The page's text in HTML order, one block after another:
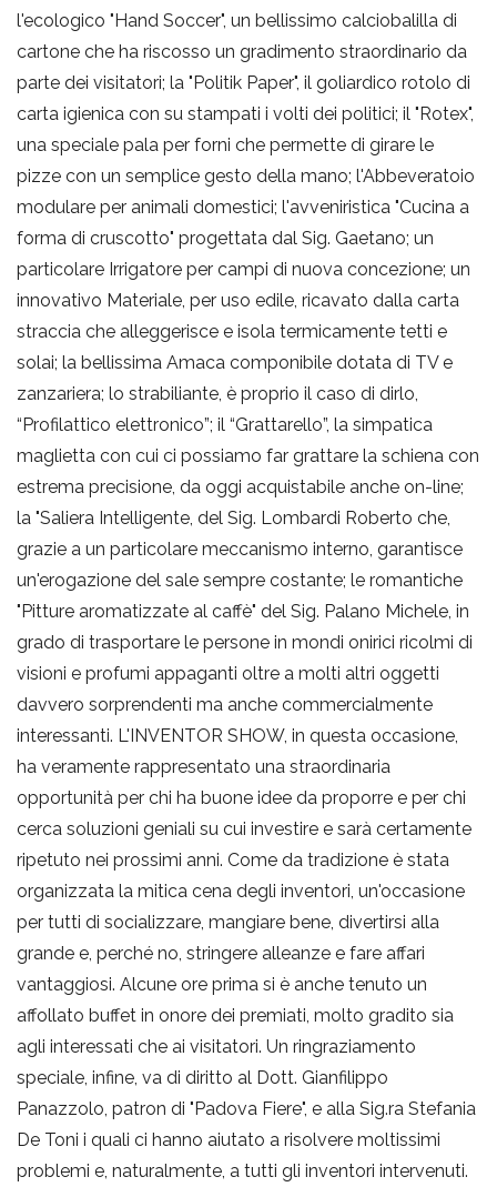
l'ecologico "Hand Soccer", un bellissimo calciobalilla di
cartone che ha riscosso un gradimento straordinario da
parte dei visitatori; la "Politik Paper", il goliardico rotolo di
carta igienica con su stampati i volti dei politici; il "Rotex",
una speciale pala per forni che permette di girare le
pizze con un semplice gesto della mano; l'Abbeveratoio
modulare per animali domestici; l'avveniristica "Cucina a
forma di cruscotto" progettata dal Sig. Gaetano; un
particolare Irrigatore per campi di nuova concezione; un
innovativo Materiale, per uso edile, ricavato dalla carta
straccia che alleggerisce e isola termicamente tetti e
solai; la bellissima Amaca componibile dotata di TV e
zanzariera; lo strabiliante, è proprio il caso di dirlo,
“Profilattico elettronico”; il “Grattarello”, la simpatica
maglietta con cui ci possiamo far grattare la schiena con
estrema precisione, da oggi acquistabile anche on-line;
la "Saliera Intelligente, del Sig. Lombardi Roberto che,
grazie a un particolare meccanismo interno, garantisce
un'erogazione del sale sempre costante; le romantiche
"Pitture aromatizzate al caffè" del Sig. Palano Michele, in
grado di trasportare le persone in mondi onirici ricolmi di
visioni e profumi appaganti oltre a molti altri oggetti
davvero sorprendenti ma anche commercialmente
interessanti. L'INVENTOR SHOW, in questa occasione,
ha veramente rappresentato una straordinaria
opportunità per chi ha buone idee da proporre e per chi
cerca soluzioni geniali su cui investire e sarà certamente
ripetuto nei prossimi anni. Come da tradizione è stata
organizzata la mitica cena degli inventori, un'occasione
per tutti di socializzare, mangiare bene, divertirsi alla
grande e, perché no, stringere alleanze e fare affari
vantaggiosi. Alcune ore prima si è anche tenuto un
affollato buffet in onore dei premiati, molto gradito sia
agli interessati che ai visitatori. Un ringraziamento
speciale, infine, va di diritto al Dott. Gianfilippo
Panazzolo, patron di "Padova Fiere", e alla Sig.ra Stefania
De Toni i quali ci hanno aiutato a risolvere moltissimi
problemi e, naturalmente, a tutti gli inventori intervenuti.